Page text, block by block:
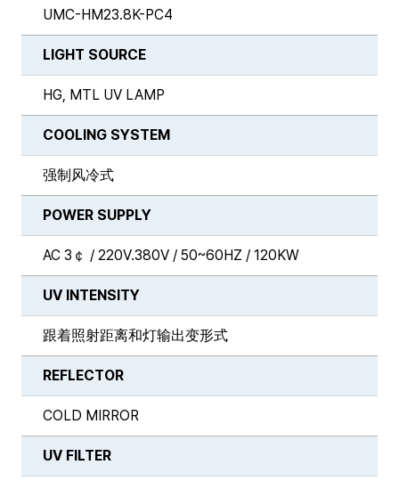
UMC-HM23.8K-PC4
LIGHT SOURCE
HG, MTL UV LAMP
COOLING SYSTEM
强制风冷式
POWER SUPPLY
AC 3￠ / 220V.380V / 50~60HZ / 120KW
UV INTENSITY
跟着照射距离和灯输出变形式
REFLECTOR
COLD MIRROR
UV FILTER